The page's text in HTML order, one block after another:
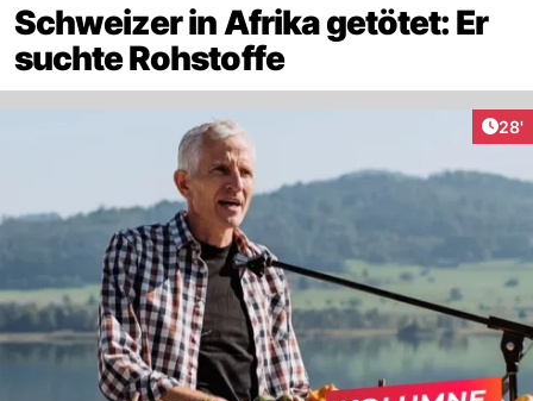
Schweizer in Afrika getötet: Er
suchte Rohstoffe
28'